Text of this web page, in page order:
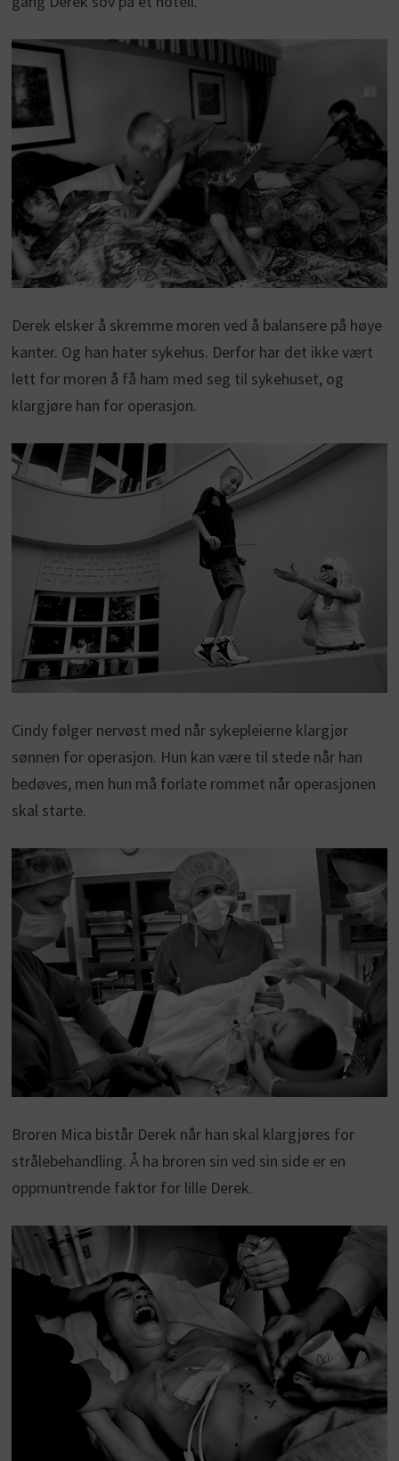
Derek elsker å skremme moren ved å balansere på høye
kanter. Og han hater sykehus. Derfor har det ikke vært
lett for moren å få ham med seg til sykehuset, og
klargjøre han for operasjon.
Cindy følger nervøst med når sykepleierne klargjør
sønnen for operasjon. Hun kan være til stede når han
bedøves, men hun må forlate rommet når operasjonen
skal starte.
Broren Mica bistår Derek når han skal klargjøres for
strålebehandling. Å ha broren sin ved sin side er en
oppmuntrende faktor for lille Derek.